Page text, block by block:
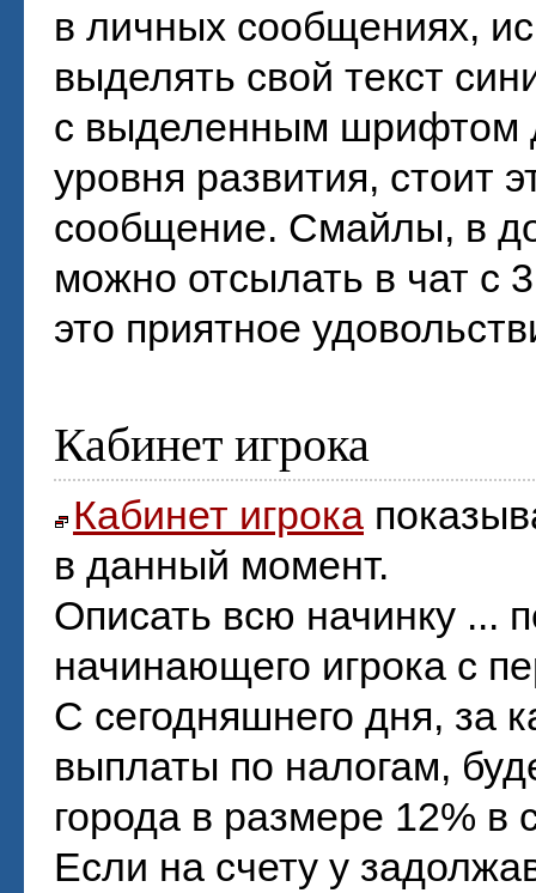
в личных сообщениях,
выделять свой текст
с выделенным шрифтом
уровня развития, стоит
сообщение. Смайлы, в
можно отсылать в чат с
это приятное
Кабинет игрока
Кабинет игрока
в данный момент.
Описать всю начинку ...
начинающего игрока с
С сегодняшнего дня, за
выплаты по налогам,
города в размере 12% в
Если на счету у